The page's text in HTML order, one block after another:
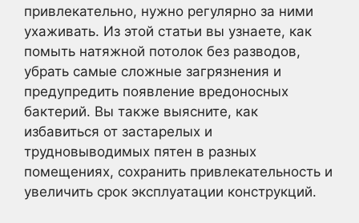
привлекательно, нужно регулярно за ними
ухаживать. Из этой статьи вы узнаете, как
помыть натяжной потолок без разводов,
убрать самые сложные загрязнения и
предупредить появление вредоносных
бактерий. Вы также выясните, как
избавиться от застарелых и
трудновыводимых пятен в разных
помещениях, сохранить привлекательность и
увеличить срок эксплуатации конструкций.